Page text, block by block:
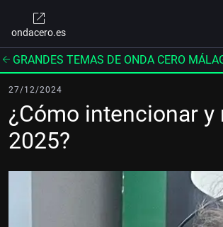
ondacero.es
GRANDES TEMAS DE ONDA CERO
27/12/2024
¿Cómo intencionar
2025?